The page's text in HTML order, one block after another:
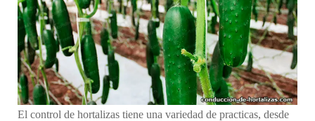
El control de hortalizas tiene una variedad de practicas, desde